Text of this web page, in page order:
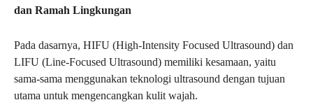
dan Ramah Lingkungan
Pada dasarnya, HIFU (High-Intensity Focused Ultrasound) dan
LIFU (Line-Focused Ultrasound) memiliki kesamaan, yaitu
sama-sama menggunakan teknologi ultrasound dengan tujuan
utama untuk mengencangkan kulit wajah.